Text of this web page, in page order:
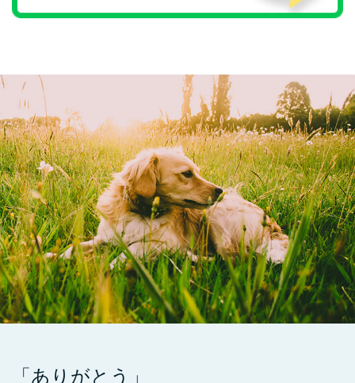
「ありがとう」